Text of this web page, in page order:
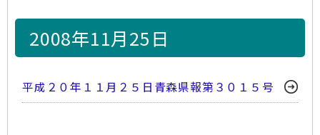
2008年11月25日
平成２０年１１月２５日青森県報第３０１５号